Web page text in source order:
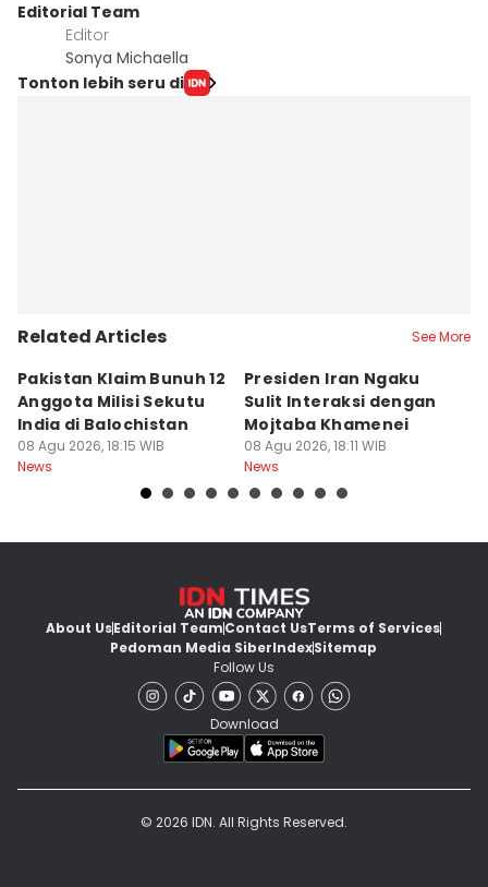
Editorial Team
Editor
Sonya Michaella
Tonton lebih seru di
Related Articles See More
Pakistan Klaim Bunuh 12
Anggota Milisi Sekutu
India di Balochistan
08 Agu 2026, 18:15 WIB
News
Presiden Iran Ngaku
Sulit Interaksi dengan
Mojtaba Khamenei
08 Agu 2026, 18:11 WIB
News
About UsEditorial TeamContact UsTerms of Services
Pedoman Media SiberIndexSitemap
Follow Us
Download
© 2026 IDN. All Rights Reserved.